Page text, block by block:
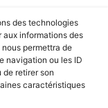
des technologies
informations des
permettra de
navigation ou les ID
de retirer son
caractéristiques